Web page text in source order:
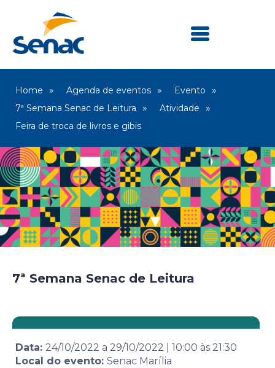
Home Agenda de eventos
Evento
7ª Semana Senac de Leitura
Atividade
Feira de troca de livros e gibis
7ª Semana Senac de Leitura
Data: 24/10/2022 a 29/10/2022 10:00 às 21:30
Local do evento: Senac Marília